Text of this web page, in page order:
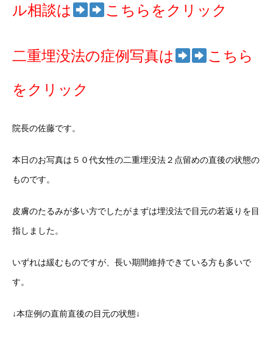
ル相談は こちらをクリック
二重埋没法の症例写真は こちら
をクリック
院長の佐藤です。
本日のお写真は５０代女性の二重埋没法２点留めの直後の状態の
ものです。
皮膚のたるみが多い方でしたがまずは埋没法で目元の若返りを目
指しました。
いずれは緩むものですが、長い期間維持できている方も多いで
す。
↓本症例の直前直後の目元の状態↓